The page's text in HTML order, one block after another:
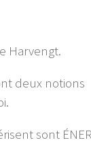
Harvengt.
deux notions
sont